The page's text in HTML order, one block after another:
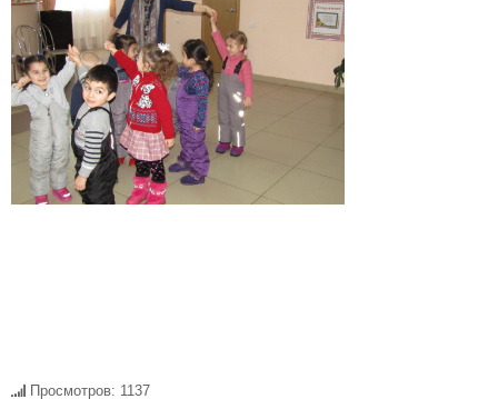
Просмотров: 1137